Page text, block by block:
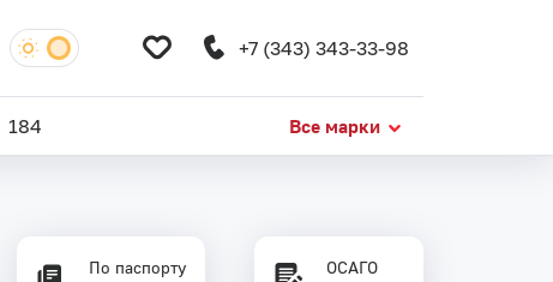
+7 (343) 343-33-98
184 Все марки
По паспорту
ОСАГО